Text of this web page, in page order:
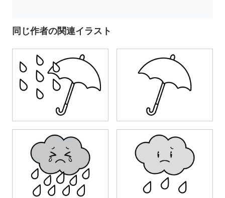
同じ作者の関連イラスト